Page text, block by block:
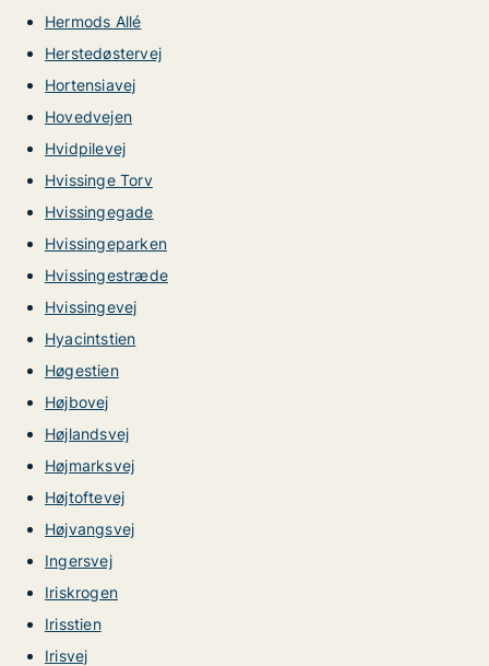
Hermods Allé
Herstedøstervej
Hortensiavej
Hovedvejen
Hvidpilevej
Hvissinge Torv
Hvissingegade
Hvissingeparken
Hvissingestræde
Hvissingevej
Hyacintstien
Høgestien
Højbovej
Højlandsvej
Højmarksvej
Højtoftevej
Højvangsvej
Ingersvej
Iriskrogen
Irisstien
Irisvej